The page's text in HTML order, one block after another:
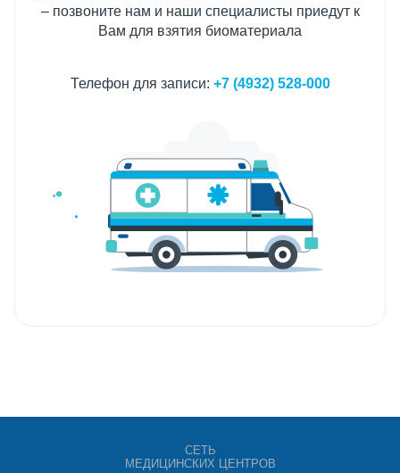
– позвоните нам и наши специалисты приедут к
Вам для взятия биоматериала
Телефон для записи: +7 (4932) 528-000
СЕТЬ
МЕДИЦИНСКИХ ЦЕНТРОВ